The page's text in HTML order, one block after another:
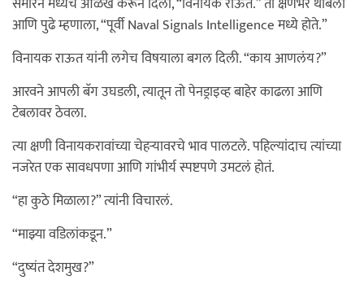
आणि पुढे म्हणाला, “पूर्वी Naval Signals Intelligence मध्ये होते.”
विनायक राऊत यांनी लगेच विषयाला बगल दिली. “काय आणलंय?”
आरवने आपली बॅग उघडली, त्यातून तो पेनड्राइव्ह बाहेर काढला आणि
टेबलावर ठेवला.
त्या क्षणी विनायकरावांच्या चेहऱ्यावरचे भाव पालटले. पहिल्यांदाच त्यांच्या
नजरेत एक सावधपणा आणि गांभीर्य स्पष्टपणे उमटलं होतं.
“हा कुठे मिळाला?” त्यांनी विचारलं.
“माझ्या वडिलांकडून.”
“दुष्यंत देशमुख?”